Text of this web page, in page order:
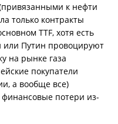
к нефти
только контракты
TTF, хотя есть
или Путин провоцируют
на рынке газа
покупатели
а вообще все)
финансовые потери из-